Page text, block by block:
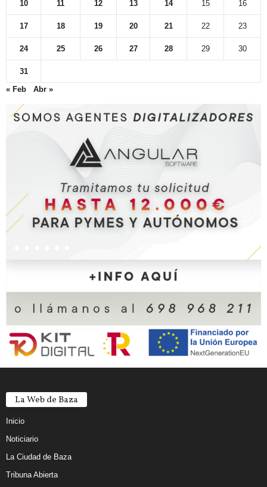
10 11 12 13 14 15 16
17 18 19 20 21 22 23
24 25 26 27 28 29 30
31
« Feb
Abr »
La Web de Baza
Inicio
Noticiario
La Ciudad de Baza
Tribuna Abierta